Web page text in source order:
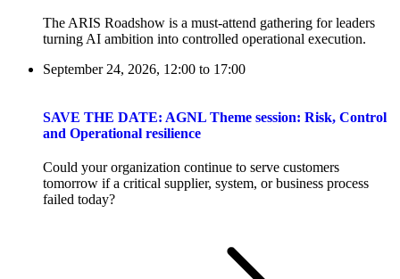
The ARIS Roadshow is a must-attend gathering for leaders
turning AI ambition into controlled operational execution.
September 24, 2026, 12:00 to 17:00
SAVE THE DATE: AGNL Theme session: Risk, Control
and Operational resilience
Could your organization continue to serve customers
tomorrow if a critical supplier, system, or business process
failed today?